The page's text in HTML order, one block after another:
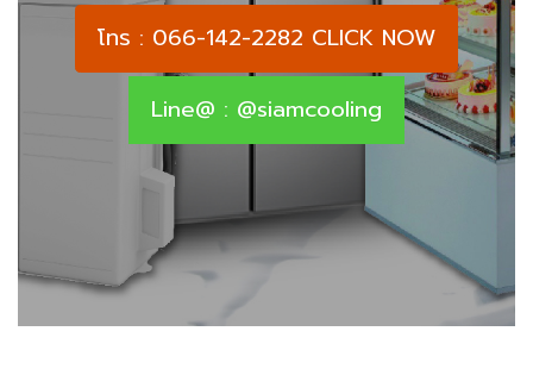
โทร : 066-142-2282 CLICK NOW
Line@ : @siamcooling